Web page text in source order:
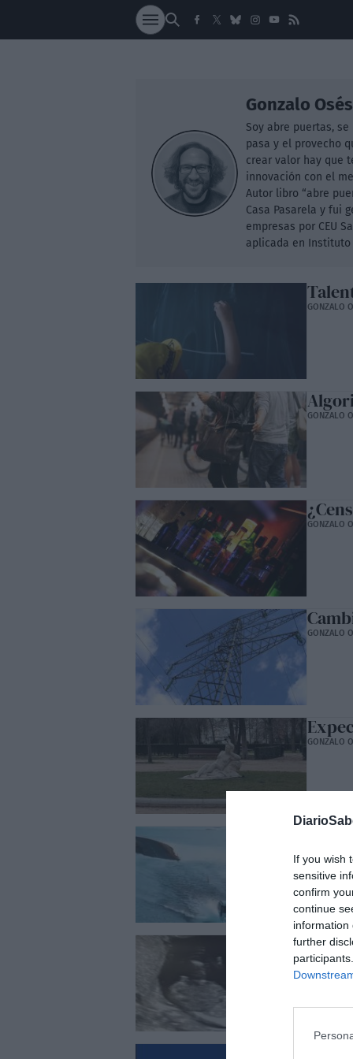
If you wish
sensitive
confirm
continue
information
further
SOCIEDAD
Gonzalo Osés
Soy abre puertas,
pasa y el provecho
crear valor hay que
innovación con el
Autor libro “abre
Casa Pasarela y fui
empresas por CEU
aplicada en Instituto
GONZALO
GONZALO
GONZALO
GONZALO
GONZALO
GONZALO